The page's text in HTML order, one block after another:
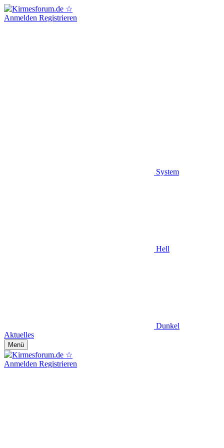
Anmelden Registrieren
System
Hell
Dunkel
Aktuelles
Menü
Anmelden Registrieren